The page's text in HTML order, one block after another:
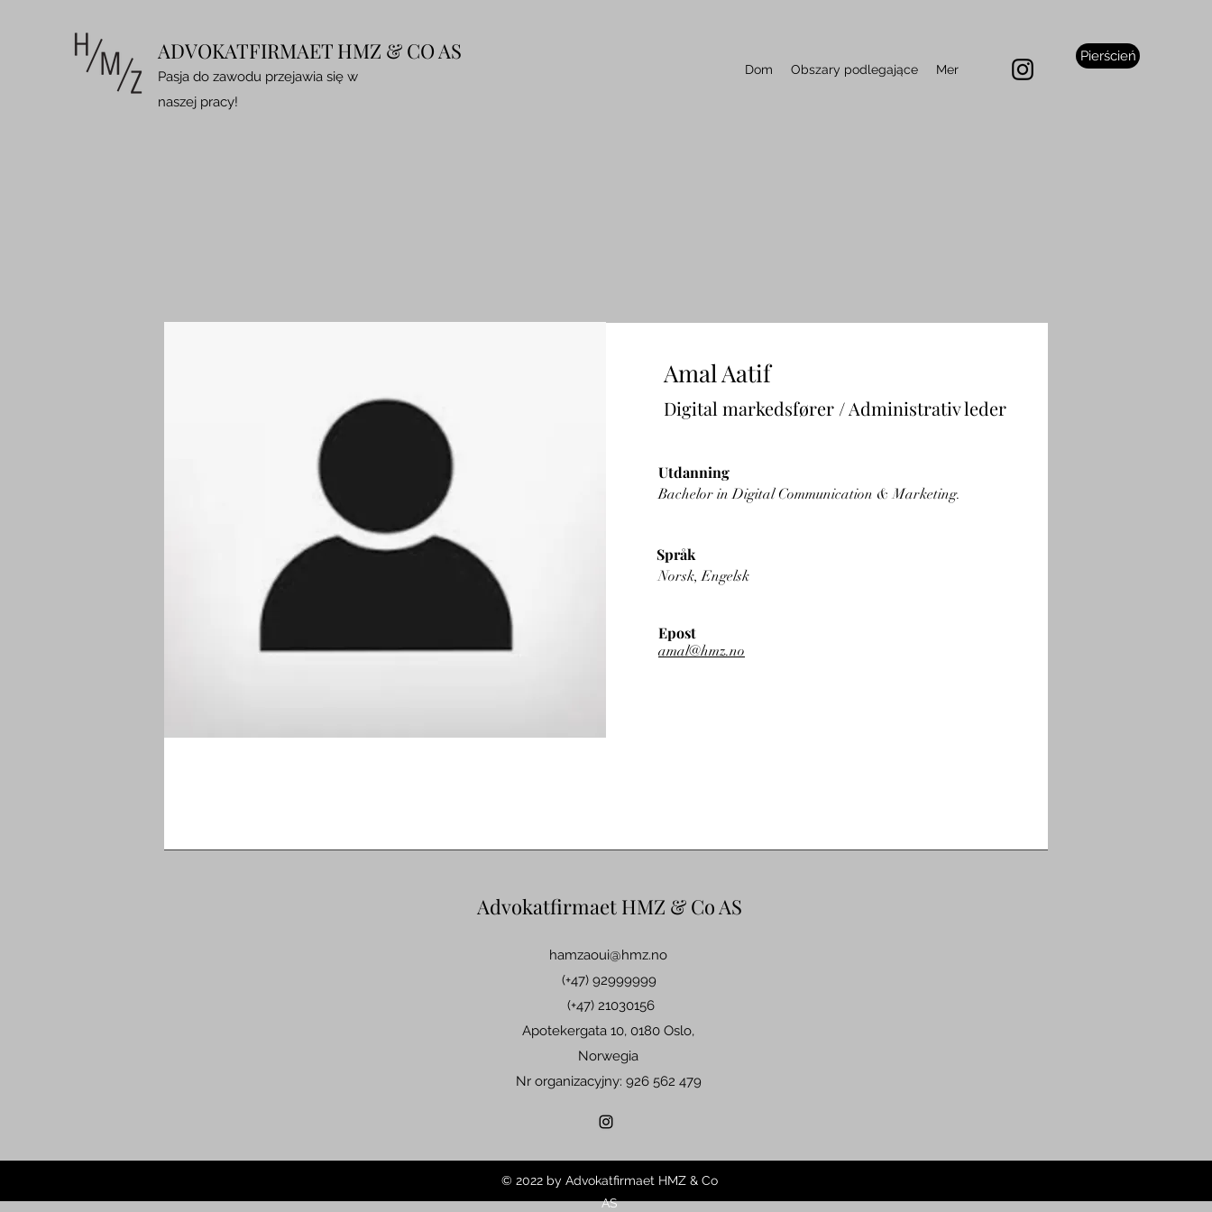
ADVOKATFIRMAET HMZ & CO AS
Pasja do zawodu przejawia się w
naszej pracy!
Dom Obszary podlegające Mer
Pierścień
Amal Aatif
Digital markedsfører / Administrativ leder
Utdanning
Bachelor in Digital Communication & Marketing.​​
Språk
Norsk, Engelsk
Epost
amal@hmz.no
Advokatfirmaet HMZ & Co AS
hamzaoui@hmz.no
(+47) 92999999
(+47) 21030156
Apotekergata 10, 0180 Oslo,
Norwegia
Nr organizacyjny: 926 562 479
© 2022 by Advokatfirmaet HMZ & Co
AS